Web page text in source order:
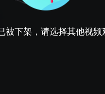
被下架，请选择其他视频